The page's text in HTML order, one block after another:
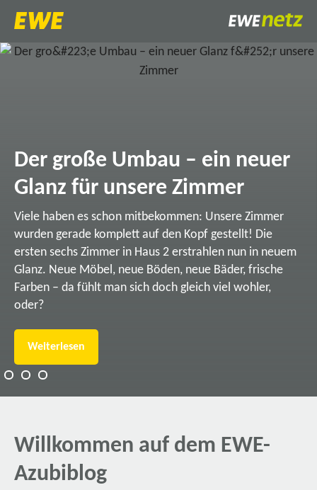
Der große Umbau – ein neuer
Glanz für unsere Zimmer
Viele haben es schon mitbekommen: Unsere Zimmer
wurden gerade komplett auf den Kopf gestellt! Die
ersten sechs Zimmer in Haus 2 erstrahlen nun in neuem
Glanz. Neue Möbel, neue Böden, neue Bäder, frische
Farben – da fühlt man sich doch gleich viel wohler,
oder?
Weiterlesen
Willkommen auf dem EWE-
Azubiblog